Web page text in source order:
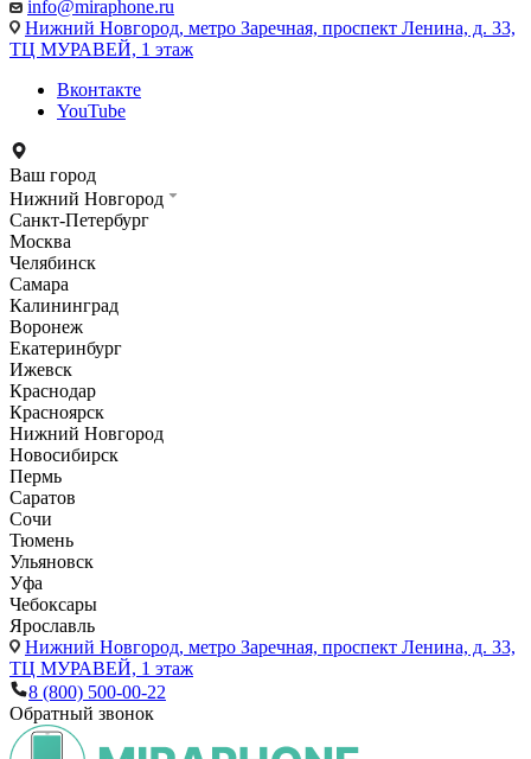
info@miraphone.ru
Нижний Новгород, метро Заречная, проспект Ленина, д. 33,
ТЦ МУРАВЕЙ, 1 этаж
Вконтакте
YouTube
Ваш город
Нижний Новгород
Санкт-Петербург
Москва
Челябинск
Самара
Калининград
Воронеж
Екатеринбург
Ижевск
Краснодар
Красноярск
Нижний Новгород
Новосибирск
Пермь
Саратов
Сочи
Тюмень
Ульяновск
Уфа
Чебоксары
Ярославль
Нижний Новгород, метро Заречная, проспект Ленина, д. 33,
ТЦ МУРАВЕЙ, 1 этаж
8 (800) 500-00-22
Обратный звонок